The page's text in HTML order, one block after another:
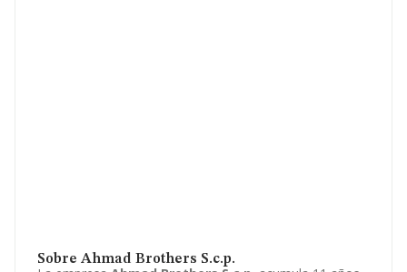
Sobre Ahmad Brothers S.c.p.